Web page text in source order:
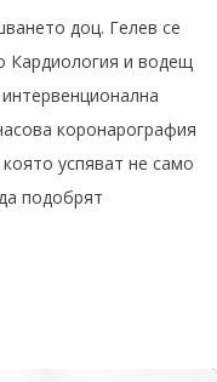
доц. Гелев се
Кардиология и водещ
коронарография
успяват не само
подобрят